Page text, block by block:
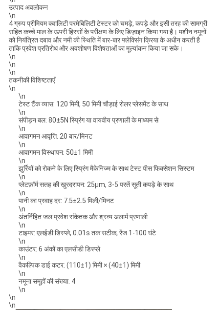
उत्पाद अवलोकन
\n
4 ग्रुप प्रीमियम क्वालिटी परमेबिलिटी टेस्टर को चमड़े, कपड़े और इसी तरह की सामग्री
सहित कच्चे माल के ऊपरी हिस्सों के परीक्षण के लिए डिज़ाइन किया गया है। मशीन नमूनों
को नियंत्रित दबाव और नमी की स्थिति में बार-बार फ्लेक्सिंग क्रिया के अधीन करती है
ताकि प्रवेश प्रतिरोध और अवशोषण विशेषताओं का मूल्यांकन किया जा सके।
\n
\n
\n
तकनीकी विशिष्टताएँ
\n
\n
टेस्ट टैंक व्यास: 120 मिमी, 50 मिमी चौड़ाई रोलर प्लेसमेंट के साथ
\n
संपीड़न बल: 80±5N स्प्रिंग या वायवीय प्रणाली के माध्यम से
\n
आवागमन आवृत्ति: 20 बार/मिनट
\n
आवागमन विस्थापन: 50±1 मिमी
\n
झुर्रियों को रोकने के लिए स्प्रिंग मैकेनिज्म के साथ टेस्ट पीस फिक्सेशन सिस्टम
\n
प्लेटफ़ॉर्म सतह की खुरदरापन: 25μm, 3-5 परतें सूती कपड़े के साथ
\n
पानी का प्रवाह दर: 7.5±2.5 मिली/मिनट
\n
अंतर्निहित जल प्रवेश संकेतक और श्रव्य अलार्म प्रणाली
\n
टाइमर: एलईडी डिस्प्ले, 0.01s तक सटीक, रेंज 1-100 घंटे
\n
काउंटर: 6 अंकों का एलसीडी डिस्प्ले
\n
वैकल्पिक डाई कटर: (110±1) मिमी × (40±1) मिमी
\n
नमूना समूहों की संख्या: 4
\n
\n
\n